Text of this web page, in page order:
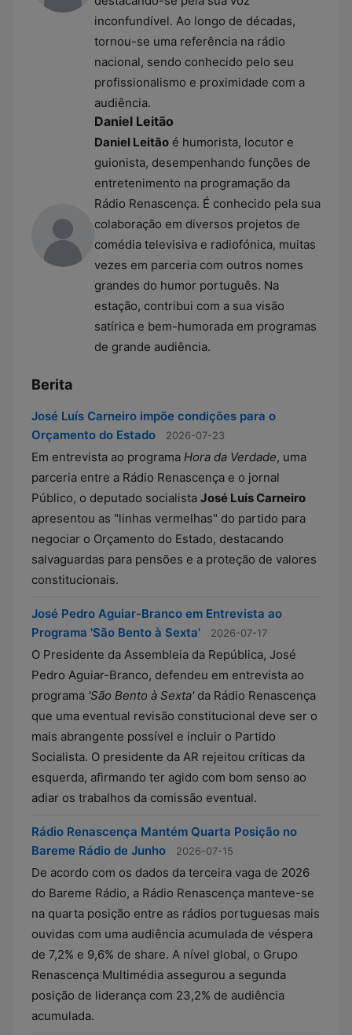
inconfundível. Ao longo de décadas,
tornou-se uma referência na rádio
nacional, sendo conhecido pelo seu
profissionalismo e proximidade com a
audiência.
Daniel Leitão
Daniel Leitão é humorista, locutor e
guionista, desempenhando funções de
entretenimento na programação da
Rádio Renascença. É conhecido pela sua
colaboração em diversos projetos de
comédia televisiva e radiofónica, muitas
vezes em parceria com outros nomes
grandes do humor português. Na
estação, contribui com a sua visão
satírica e bem-humorada em programas
de grande audiência.
Berita
José Luís Carneiro impõe condições para o
Orçamento do Estado
2026-07-23
Em entrevista ao programa Hora da Verdade, uma
parceria entre a Rádio Renascença e o jornal
Público, o deputado socialista José Luís Carneiro
apresentou as "linhas vermelhas" do partido para
negociar o Orçamento do Estado, destacando
salvaguardas para pensões e a proteção de valores
constitucionais.
José Pedro Aguiar-Branco em Entrevista ao
Programa 'São Bento à Sexta'
2026-07-17
O Presidente da Assembleia da República, José
Pedro Aguiar-Branco, defendeu em entrevista ao
programa 'São Bento à Sexta'da Rádio Renascença
que uma eventual revisão constitucional deve ser o
mais abrangente possível e incluir o Partido
Socialista. O presidente da AR rejeitou críticas da
esquerda, afirmando ter agido com bom senso ao
adiar os trabalhos da comissão eventual.
Rádio Renascença Mantém Quarta Posição no
Bareme Rádio de Junho
2026-07-15
De acordo com os dados da terceira vaga de 2026
do Bareme Rádio, a Rádio Renascença manteve-se
na quarta posição entre as rádios portuguesas mais
ouvidas com uma audiência acumulada de véspera
de 7,2% e 9,6% de share. A nível global, o Grupo
Renascença Multimédia assegurou a segunda
posição de liderança com 23,2% de audiência
acumulada.